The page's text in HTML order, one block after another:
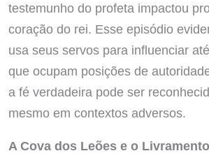
testemunho do profeta impactou
coração do rei. Esse episódio
usa seus servos para influenciar
que ocupam posições de
a fé verdadeira pode ser
mesmo em contextos adversos.
A Cova dos Leões e o